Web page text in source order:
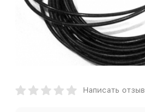
Написать отзыв